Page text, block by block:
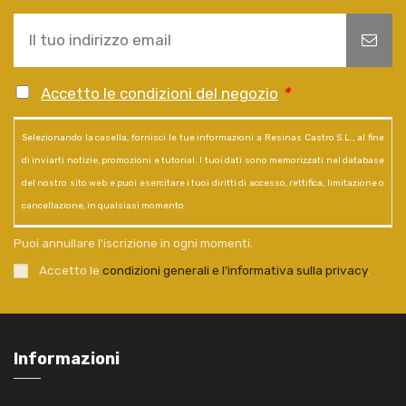
Accetto le condizioni del negozio *
Selezionando la casella, fornisci le tue informazioni a Resinas Castro S.L., al fine
di inviarti notizie, promozioni e tutorial. I tuoi dati sono memorizzati nel database
del nostro sito web e puoi esercitare i tuoi diritti di accesso, rettifica, limitazione o
cancellazione, in qualsiasi momento.
Puoi annullare l'iscrizione in ogni momenti.
Accetto le condizioni generali e l’informativa sulla privacy.
Informazioni